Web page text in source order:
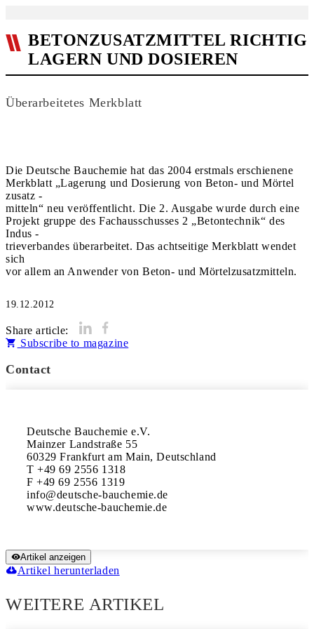
BETONZUSATZMITTEL RICHTIG
LAGERN UND DOSIEREN
Überarbeitetes Merkblatt
Die Deutsche Bauchemie hat das 2004 erstmals erschienene
Merkblatt „Lagerung und Dosierung von Beton- und Mörtel
zusatz -
mitteln“ neu veröffentlicht. Die 2. Ausgabe wurde durch eine
Projekt gruppe des Fachausschusses 2 „Betontechnik“ des
Indus -
trieverbandes überarbeitet. Das achtseitige Merkblatt wendet
sich
vor allem an Anwender von Beton- und Mörtelzusatzmitteln.
19.12.2012
Share article:
Subscribe to magazine
Contact
Deutsche Bauchemie e.V.
Mainzer Landstraße 55
60329 Frankfurt am Main, Deutschland
T +49 69 2556 1318
F +49 69 2556 1319
info@deutsche-bauchemie.de
Artikel anzeigen
Artikel herunterladen
WEITERE ARTIKEL